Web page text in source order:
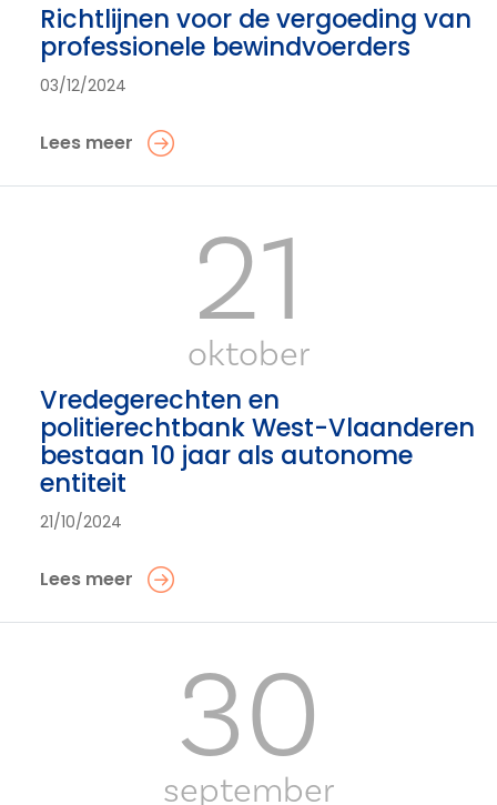
Richtlijnen voor de vergoeding van
professionele bewindvoerders
03/12/2024
Lees meer
21
oktober
Vredegerechten en
politierechtbank West-Vlaanderen
bestaan 10 jaar als autonome
entiteit
21/10/2024
Lees meer
30
september